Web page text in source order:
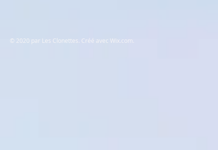
© 2020 par Les Clonettes. Créé avec Wix.com.